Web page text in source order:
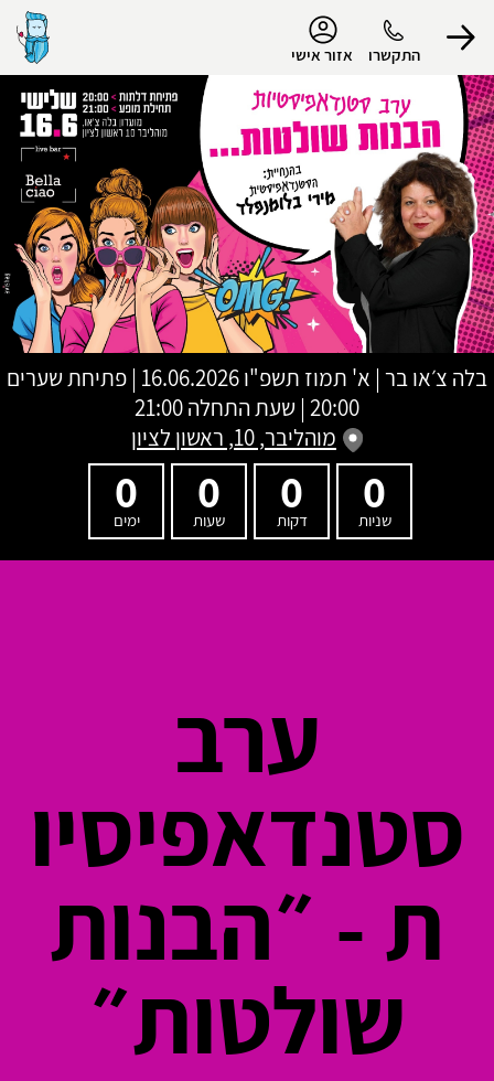
התקשרו אזור אישי
הפרופיל שלי
התנתק
בלה צ׳או בר | א' תמוז תשפ"ו
16.06.2026 | פתיחת שערים
20:00 | שעת התחלה 21:00
מוהליבר, 10, ראשון לציון
0
שניות
0
דקות
0
שעות
0
ימים
ערב
סטנדאפיסיו
ת - ״הבנות
שולטות״